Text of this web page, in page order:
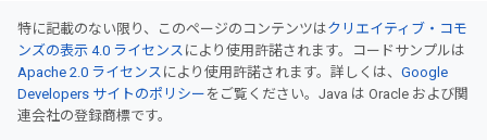
特に記載のない限り、このページのコンテンツはクリエイティブ・コモ
ンズの表示 4.0 ライセンス により使用許諾されます。コードサンプルは
Apache 2.0 ライセンス により使用許諾されます。詳しくは、 Google
Developers サイトのポリシー をご覧ください。Java は Oracle および関
連会社の登録商標です。